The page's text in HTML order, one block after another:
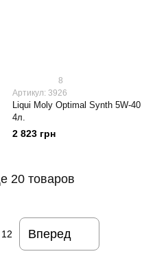
8
Артикул: 3926
Liqui Moly Optimal Synth 5W-40
4л.
2 823 грн
20 товаров
12 Вперед